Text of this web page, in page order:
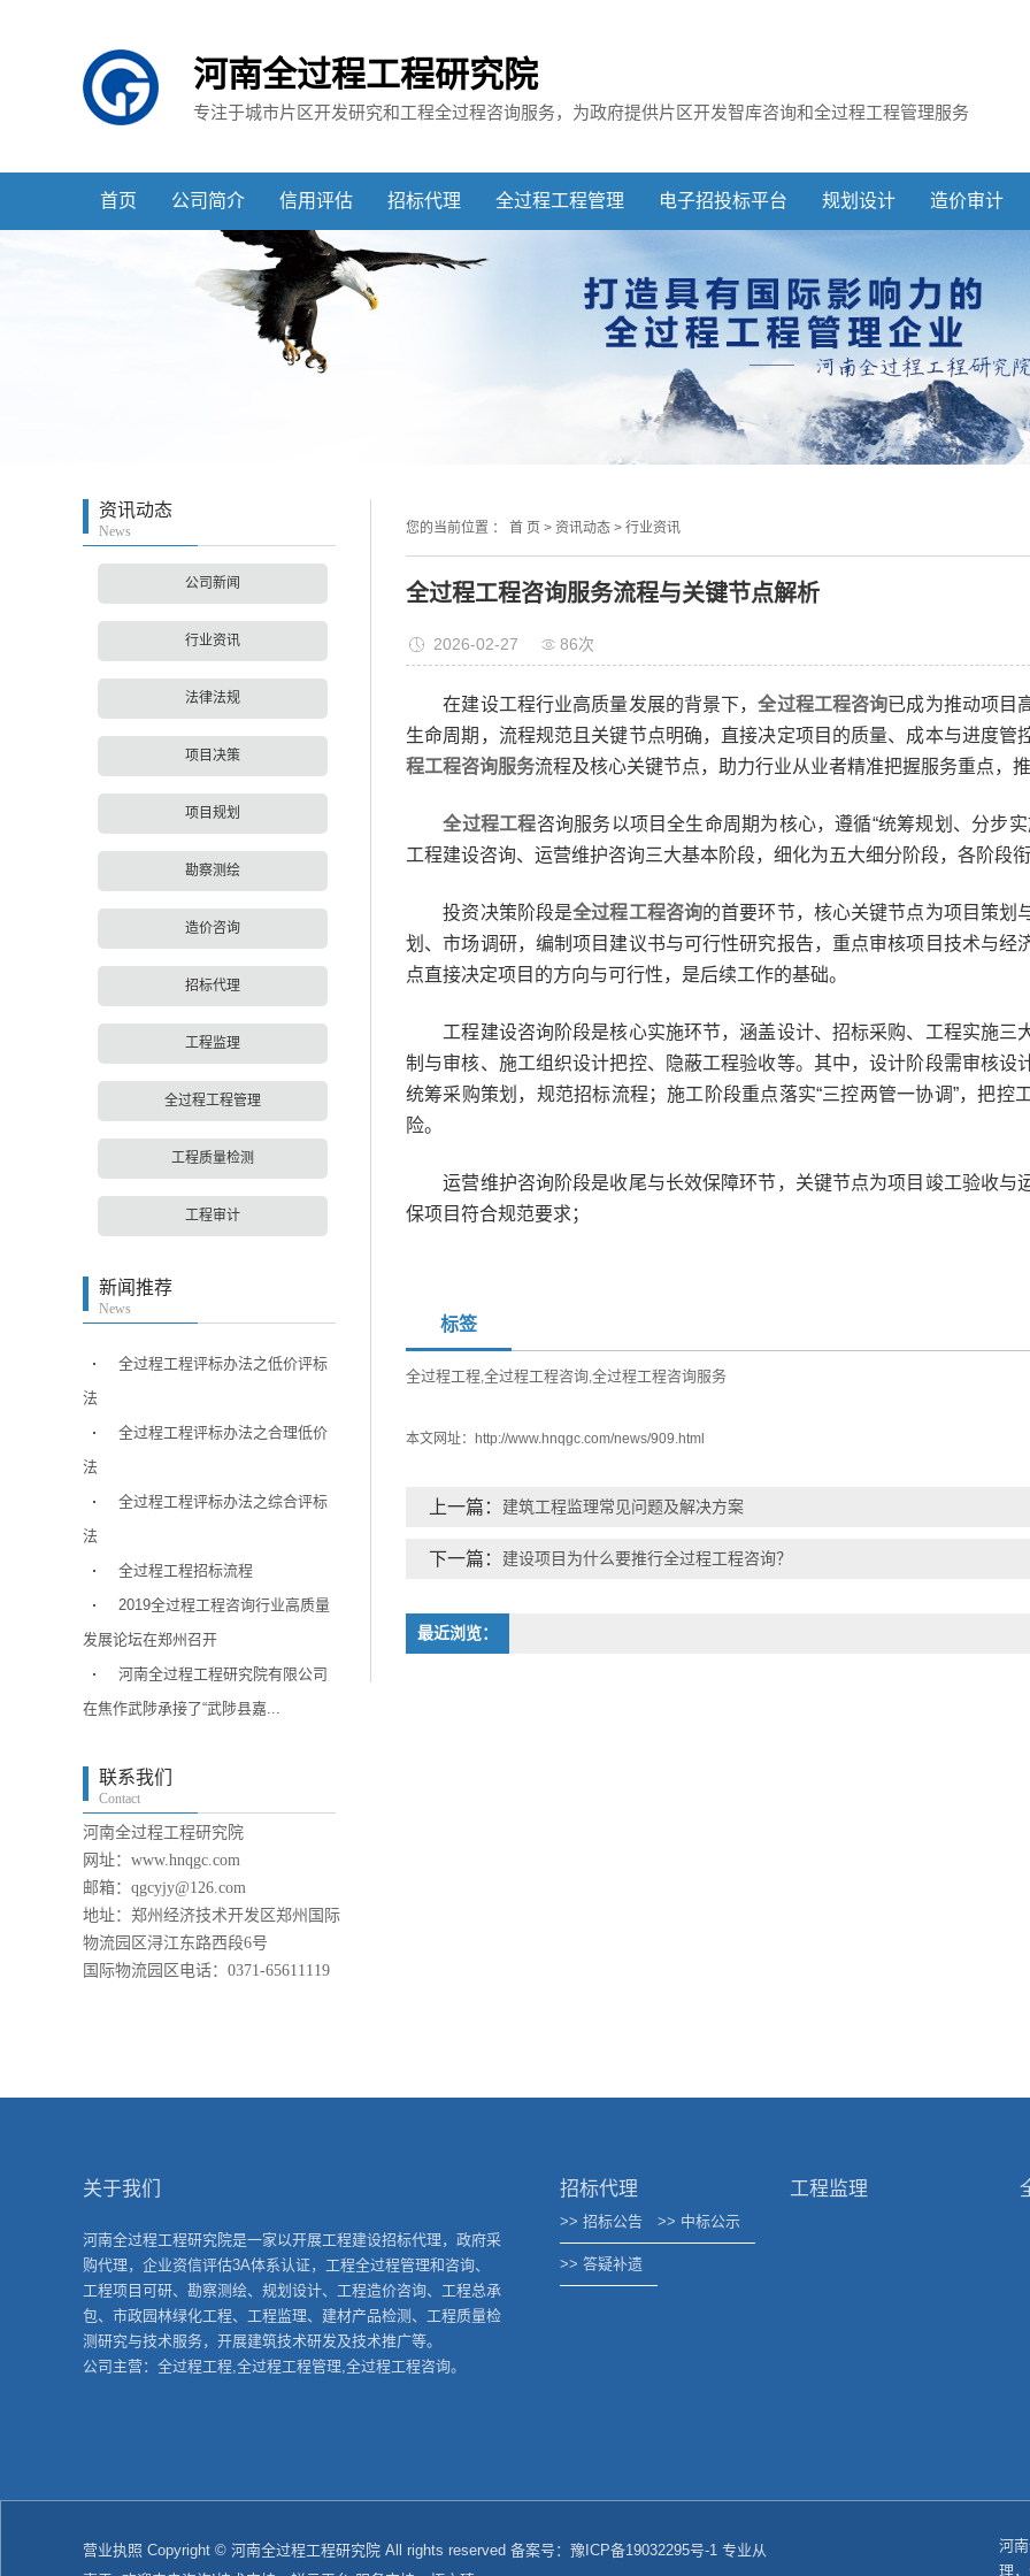
河南全过程工程研究院
专注于城市片区开发研究和工程全过程咨询服务， 为政府提供片区开发智库咨询和全过程工程管理服务
首页 公司简介 信用评估 招标代理 全过程工程管理 电子招投标平台 规划设计 造价审计
资讯动态
News
公司新闻
行业资讯
法律法规
项目决策
项目规划
勘察测绘
造价咨询
招标代理
工程监理
全过程工程管理
工程质量检测
工程审计
新闻推荐
News
全过程工程评标办法之低价评标
法
全过程工程评标办法之合理低价
法
全过程工程评标办法之综合评标
法
全过程工程招标流程
2019全过程工程咨询行业高质量
发展论坛在郑州召开
河南全过程工程研究院有限公司
在焦作武陟承接了“武陟县嘉...
联系我们
Contact
河南全过程工程研究院
网址：www.hnqgc.com
邮箱：qgcyjy@126.com
地址：郑州经济技术开发区郑州国际
物流园区浔江东路西段6号
国际物流园区电话：0371-65611119
您的当前位置 ： 首 页 > 资讯动态 > 行业资讯
全过程工程咨询服务流程与关键节点解析
2026-02-27 86次
在建设工程行业高质量发展的背景下，全过程工程咨询已成为推动项目
生命周期，流程规范且关键节点明确，直接决定项目的质量、成本与进度
程工程咨询服务流程及核心关键节点，助力行业从业者精准把握服务重点，推
全过程工程咨询服务以项目全生命周期为核心，遵循“统筹规划、分步
工程建设咨询、运营维护咨询三大基本阶段，细化为五大细分阶段，各阶段
投资决策阶段是全过程工程咨询的首要环节，核心关键节点为项目策划
划、市场调研，编制项目建议书与可行性研究报告，重点审核项目技术与
点直接决定项目的方向与可行性，是后续工作的基础。
工程建设咨询阶段是核心实施环节，涵盖设计、招标采购、工程实施三
制与审核、施工组织设计把控、隐蔽工程验收等。其中，设计阶段需审核
统筹采购策划，规范招标流程；施工阶段重点落实“三控两管一协调”，把
险。
运营维护咨询阶段是收尾与长效保障环节，关键节点为项目竣工验收与
保项目符合规范要求；
标签
全过程工程,全过程工程咨询,全过程工程咨询服务
本文网址： http://www.hnqgc.com/news/909.html
上一篇： 建筑工程监理常见问题及解决方案
下一篇： 建设项目为什么要推行全过程工程咨询？
最近浏览：
关于我们
河南全过程工程研究院是一家以开展工程建设招标代理，政府采
购代理，企业资信评估3A体系认证，工程全过程管理和咨询、
工程项目可研、勘察测绘、规划设计、工程造价咨询、工程总承
包、市政园林绿化工程、工程监理、建材产品检测、工程质量检
测研究与技术服务，开展建筑技术研发及技术推广等。
公司主营：全过程工程,全过程工程管理,全过程工程咨询。
招标代理
>> 招标公告 >> 中标公示
>> 答疑补遗
工程监理
营业执照 Copyright © 河南全过程工程研究院 All rights reserved 备案号： 豫ICP备19032295号-1 专业从
河
理